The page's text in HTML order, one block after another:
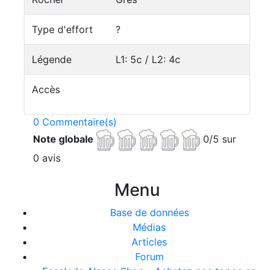
Type d'effort ?
Légende L1: 5c / L2: 4c
Accès
0 Commentaire(s)
Note globale
0/5 sur
0 avis
Menu
Base de données
Médias
Articles
Forum